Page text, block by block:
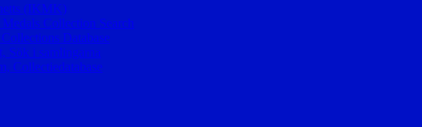
(IKMK)
Collection Search
Database
Sök i samlingarna
Collectiedatabase